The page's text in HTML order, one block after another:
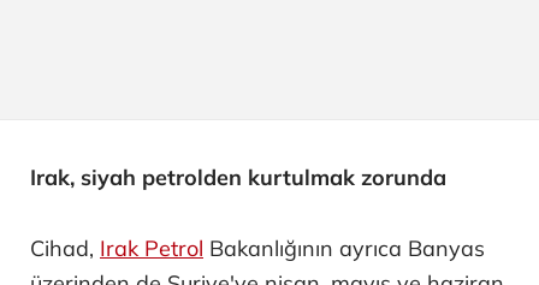
Irak, siyah petrolden kurtulmak zorunda
Cihad, Irak Petrol Bakanlığının ayrıca Banyas